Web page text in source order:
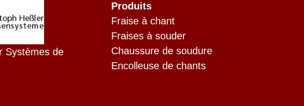
Systèmes de
Produits
Fraise à chant
Fraises à souder
Chaussure de soudure
Encolleuse de chants